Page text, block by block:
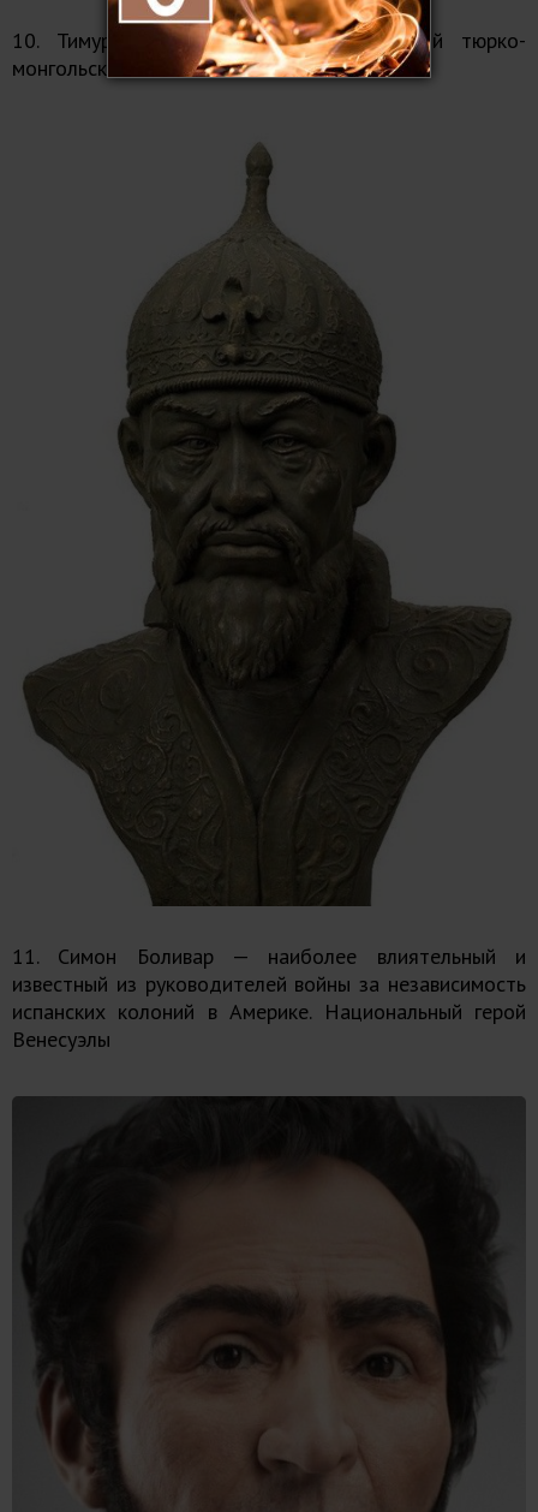
10. Тимур (Тамерлан) — среднеазиатский тюрко-
монгольский военачальник и завоеватель
11. Симон Боливар — наиболее влиятельный и
известный из руководителей войны за независимость
испанских колоний в Америке. Национальный герой
Венесуэлы